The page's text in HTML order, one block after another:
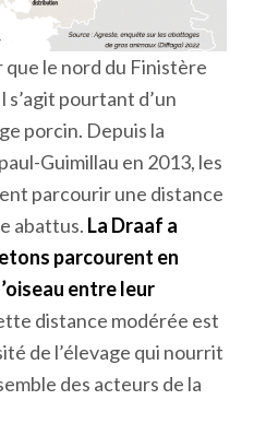
le nord du Finistère
s’agit pourtant d’un
porcin. Depuis la
Guimillau en 2013, les
parcourir une distance
abattus. La Draaf a
parcourent en
entre leur
distance modérée est
de l’élevage qui nourrit
des acteurs de la